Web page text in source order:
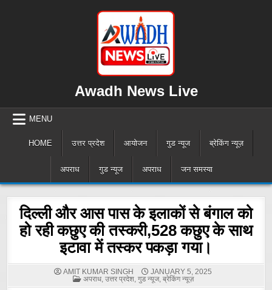
Awadh News Live
MENU
HOME उत्तर प्रदेश आयोजन गुड न्यूज ब्रेकिंग न्यूज़
अपराध गुड न्यूज अपराध जन समस्या
दिल्ली और आस पास के इलाकों से बंगाल को
हो रही कछुए की तस्करी,528 कछुए के साथ
इटावा में तस्कर पकड़ा गया।
AMIT KUMAR SINGH JANUARY 5, 2025
POSTED
IN
अपराध, उत्तर प्रदेश, गुड न्यूज, ब्रेकिंग न्यूज़